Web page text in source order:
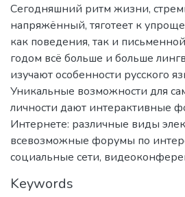
Сегодняшний ритм жизни,
напряжённый, тяготеет к
как поведения, так и
годом всё больше и больше
изучают особенности русского
Уникальные возможности для
личности дают интерактивные
Интернете: различные виды
всевозможные форумы по
социальные сети,
Keywords